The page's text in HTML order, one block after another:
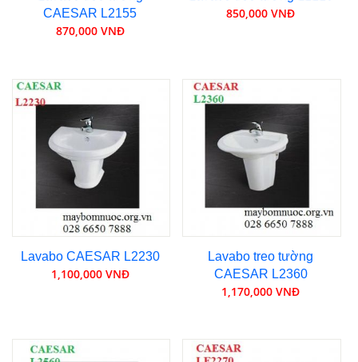
CAESAR L2155
870,000 VNĐ
850,000 VNĐ
Lavabo CAESAR L2230
1,100,000 VNĐ
Lavabo treo tường
CAESAR L2360
1,170,000 VNĐ